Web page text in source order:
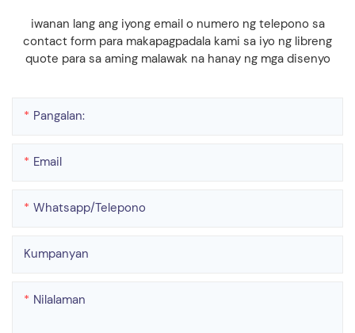
iwanan lang ang iyong email o numero ng telepono sa
contact form para makapagpadala kami sa iyo ng libreng
quote para sa aming malawak na hanay ng mga disenyo
Pangalan:
Email
Whatsapp/telepono
Kumpanyan
Nilalaman